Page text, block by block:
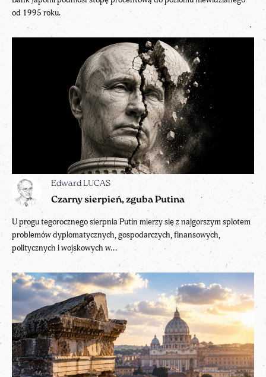
od 1995 roku.
Edward LUCAS
Czarny sierpień, zguba Putina
U progu tegorocznego sierpnia Putin mierzy się z najgorszym splotem
problemów dyplomatycznych, gospodarczych, finansowych,
politycznych i wojskowych w...